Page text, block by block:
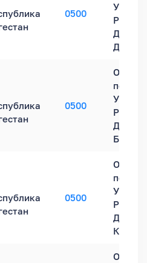
0500
УФНС
0500
УФНС
0500
УФНС